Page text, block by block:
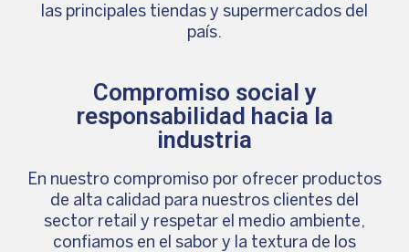
las principales tiendas y supermercados del
país.
Compromiso social y
responsabilidad hacia la
industria
En nuestro compromiso por ofrecer productos
de alta calidad para nuestros clientes del
sector retail y respetar el medio ambiente,
confiamos en el sabor y la textura de los